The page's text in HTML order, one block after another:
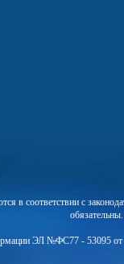
в соответствии с
ЭЛ №ФС77 - 53095